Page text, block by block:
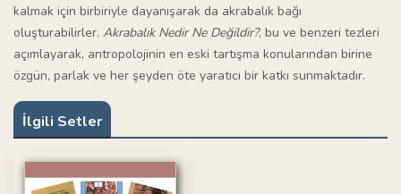
kalmak için birbiriyle dayanışarak da akrabalık bağı
oluşturabilirler. Akrabalık Nedir Ne Değildir?, bu ve benzeri tezleri
açımlayarak, antropolojinin en eski tartışma konularından birine
özgün, parlak ve her şeyden öte yaratıcı bir katkı sunmaktadır.
İlgili Setler